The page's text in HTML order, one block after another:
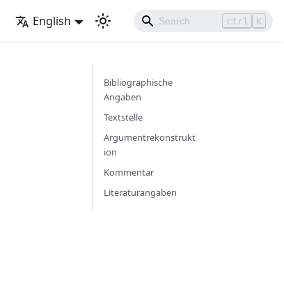
English ctrl K
Bibliographische
Angaben
Textstelle
Argumentrekonstrukt
ion
Kommentar
Literaturangaben